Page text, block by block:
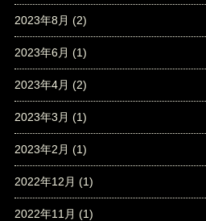
2023年8月 (2)
2023年6月 (1)
2023年4月 (2)
2023年3月 (1)
2023年2月 (1)
2022年12月 (1)
2022年11月 (1)